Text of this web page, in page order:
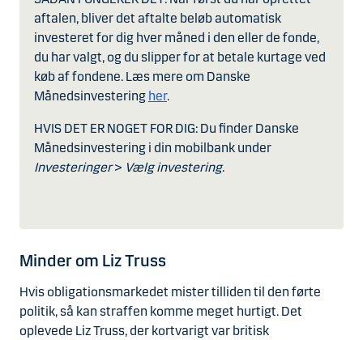
aftalen, bliver det aftalte beløb automatisk
investeret for dig hver måned i den eller de fonde,
du har valgt, og du slipper for at betale kurtage ved
køb af fondene. Læs mere om Danske
Månedsinvestering her.
HVIS DET ER NOGET FOR DIG: Du finder Danske
Månedsinvestering i din mobilbank under
Investeringer> Vælg investering.
Minder om Liz Truss
Hvis obligationsmarkedet mister tilliden til den førte
politik, så kan straffen komme meget hurtigt. Det
oplevede Liz Truss, der kortvarigt var britisk